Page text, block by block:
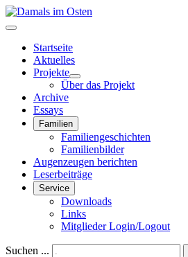
Startseite
Aktuelles
Projekte
Über das Projekt
Archive
Essays
Familien
Familiengeschichten
Familienbilder
Augenzeugen berichten
Leserbeiträge
Service
Downloads
Links
Mitglieder Login/Logout
Suchen ...